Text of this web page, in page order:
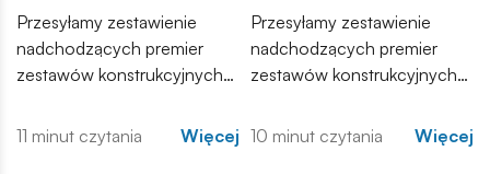
Przesyłamy zestawienie
nadchodzących premier
zestawów konstrukcyjnych
znajdują się zarówno
kontynuacje popularnych
11 minut czytania Więcej
Przesyłamy zestawienie
nadchodzących premier
zestawów konstrukcyjnych
znajdują się zarówno
kontynuacje popularnych
10 minut czytania Więcej